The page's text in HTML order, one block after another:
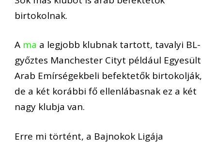
birtokolnak.
A ma a legjobb klubnak tartott, tavalyi BL-
győztes Manchester Cityt például Egyesült
Arab Emírségekbeli befektetők birtokolják,
de a két korábbi fő ellenlábasnak ez a két
nagy klubja van.
Erre mi történt, a Bajnokok Ligája